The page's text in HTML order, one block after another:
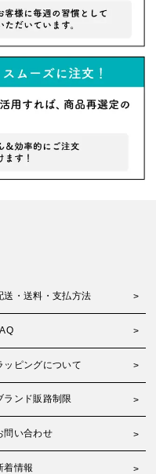
送・送料・支払方法
ッピングについて
ランド販路制限
問い合わせ
着情報